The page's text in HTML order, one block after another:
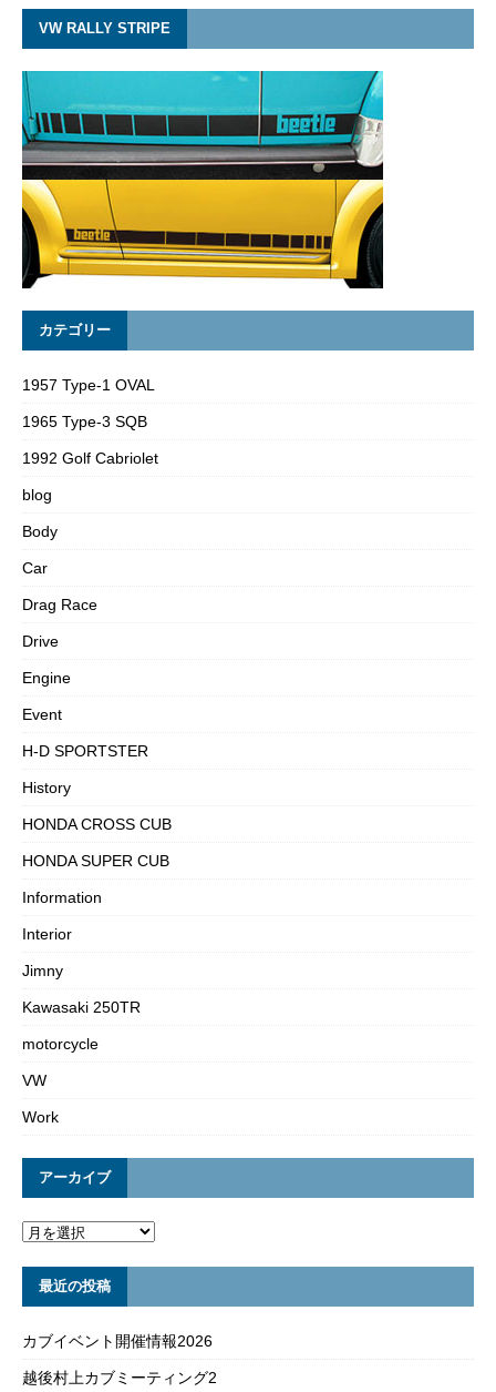
VW RALLY STRIPE
カテゴリー
1957 Type-1 OVAL
1965 Type-3 SQB
1992 Golf Cabriolet
blog
Body
Car
Drag Race
Drive
Engine
Event
H-D SPORTSTER
History
HONDA CROSS CUB
HONDA SUPER CUB
Information
Interior
Jimny
Kawasaki 250TR
motorcycle
VW
Work
アーカイブ
最近の投稿
カブイベント開催情報2026
越後村上カブミーティング2